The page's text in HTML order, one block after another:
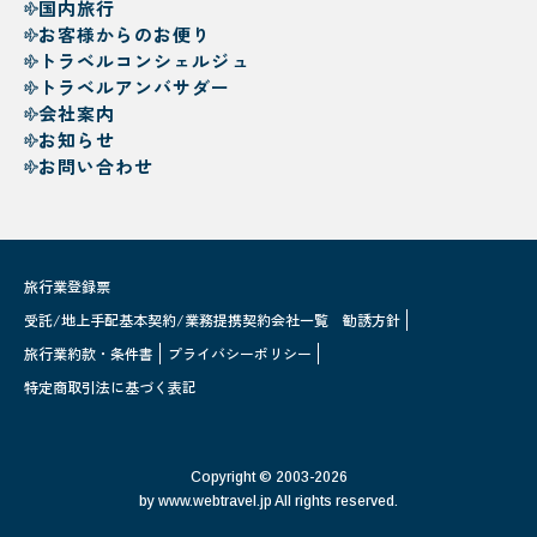
国内旅行
お客様からのお便り
トラベルコンシェルジュ
トラベルアンバサダー
会社案内
お知らせ
お問い合わせ
旅行業登録票
受託/地上手配基本契約/業務提携契約会社一覧
勧誘方針
旅行業約款・条件書
プライバシーポリシー
特定商取引法に基づく表記
Copyright © 2003-2026
by www.webtravel.jp All rights reserved.